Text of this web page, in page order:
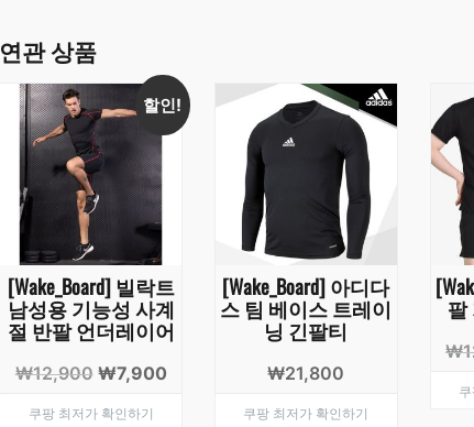
연관 상품
할인!
[Wake_Board] 빌락트
남성용 기능성 사계
절 반팔 언더레이어
₩12,900 원
가
₩7,900현
쿠팡 최저가 확인하기
[Wake_Board] 아디다
스 팀 베이스 트레이
닝 긴팔티
₩21,800
쿠팡 최저가 확인하기
팔
₩